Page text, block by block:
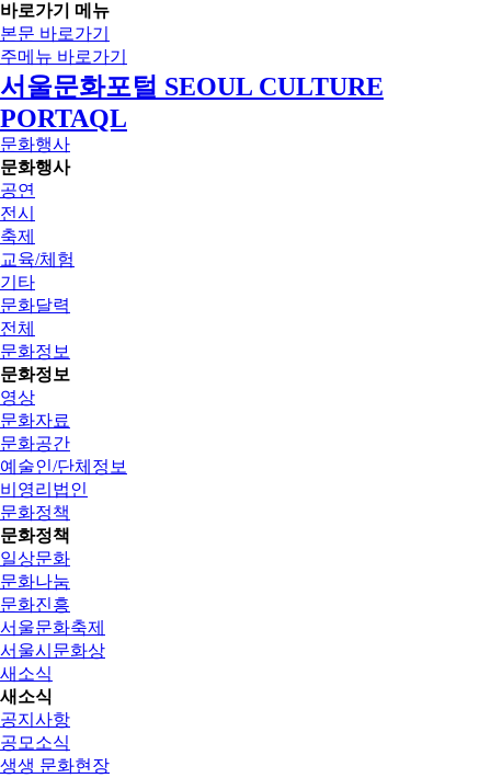
바로가기 메뉴
본문 바로가기
주메뉴 바로가기
서울문화포털 SEOUL CULTURE
PORTAQL
문화행사
문화행사
공연
전시
축제
교육/체험
기타
문화달력
전체
문화정보
문화정보
영상
문화자료
문화공간
예술인/단체정보
비영리법인
문화정책
문화정책
일상문화
문화나눔
문화진흥
서울문화축제
서울시문화상
새소식
새소식
공지사항
공모소식
생생 문화현장